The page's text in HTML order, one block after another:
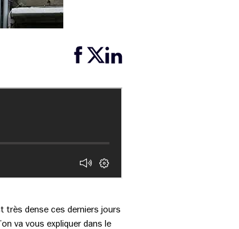
très dense ces derniers jours
va vous expliquer dans le